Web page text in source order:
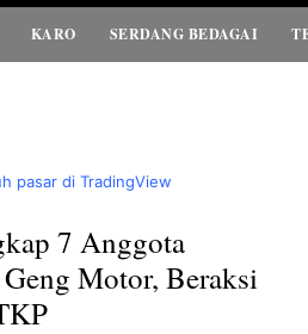
KARO SERDANG BEDAGAI
pasar di TradingView
7 Anggota
Motor, Beraksi